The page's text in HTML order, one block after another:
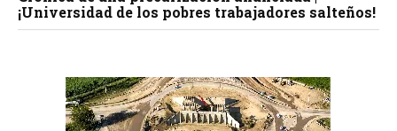
¡Universidad de los pobres trabajadores salteños!